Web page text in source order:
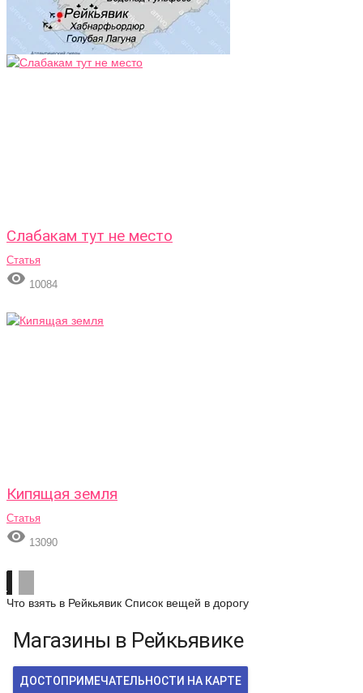
Слабакам тут не место
Статья
 10084
Кипящая земля
Статья
 13090
Что взять в Рейкьявик Список вещей в дорогу
Магазины в Рейкьявике
ДОСТОПРИМЕЧАТЕЛЬНОСТИ НА КАРТЕ